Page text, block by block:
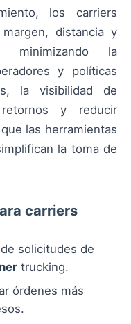
los carriers
distancia y
minimizando la
y políticas
la visibilidad de
y reducir
las herramientas
la toma de
carriers
solicitudes de
trucking.
órdenes más